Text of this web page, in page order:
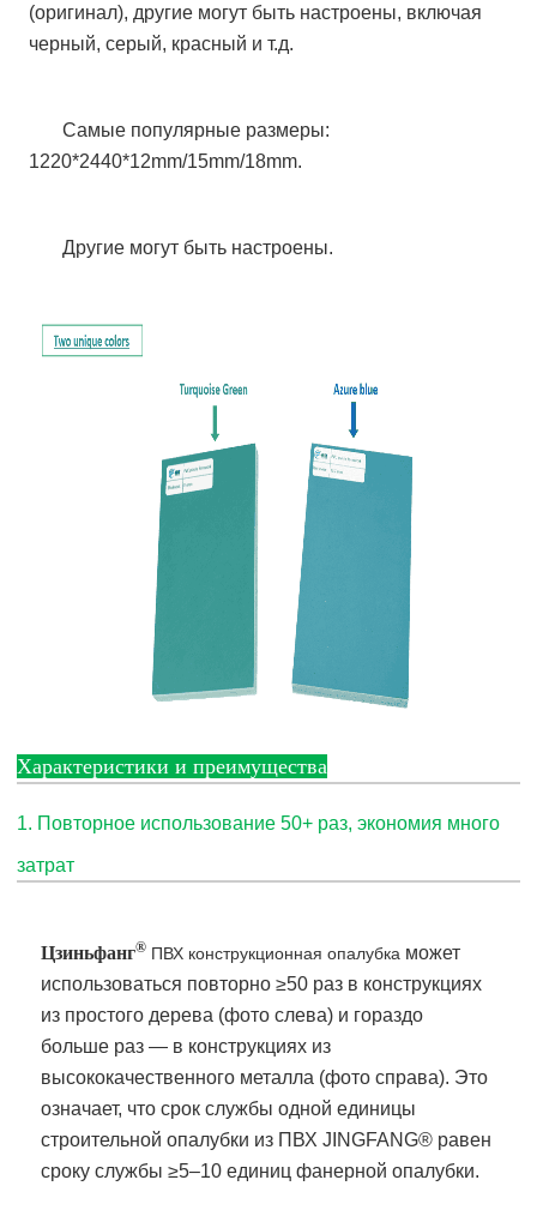
(оригинал), другие могут быть настроены, включая
черный, серый, красный и т.д.
Самые популярные размеры:
1220*2440*12mm/15mm/18mm.
Другие могут быть настроены.
Характеристики и преимущества
1. Повторное использование 50+ раз, экономия много
затрат
Цзиньфанг® ПВХ конструкционная опалубка может
использоваться повторно ≥50 раз в конструкциях
из простого дерева (фото слева) и гораздо
больше раз — в конструкциях из
высококачественного металла (фото справа). Это
означает, что срок службы одной единицы
строительной опалубки из ПВХ JINGFANG® равен
сроку службы ≥5–10 единиц фанерной опалубки.